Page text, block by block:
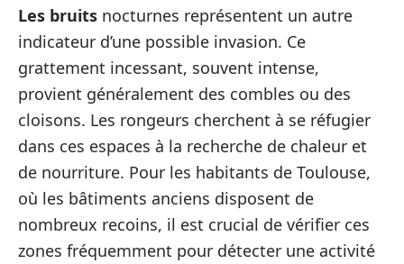
Les bruits nocturnes représentent un autre
indicateur d’une possible invasion. Ce
grattement incessant, souvent intense,
provient généralement des combles ou des
cloisons. Les rongeurs cherchent à se réfugier
dans ces espaces à la recherche de chaleur et
de nourriture. Pour les habitants de Toulouse,
où les bâtiments anciens disposent de
nombreux recoins, il est crucial de vérifier ces
zones fréquemment pour détecter une activité